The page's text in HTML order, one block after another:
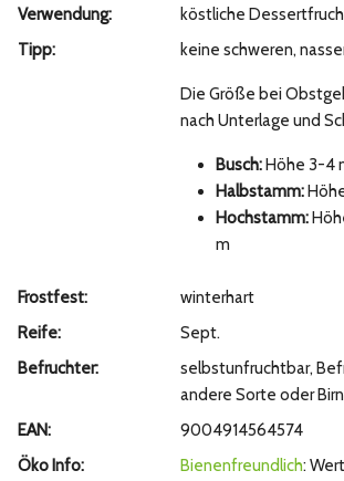
Verwendung:
köstliche
Tipp:
keine schweren,
Die Größe bei
nach Unterlage und
Busch: Höhe 3-4
Halbstamm:
Hochstamm:
m
Frostfest:
winterhart
Reife:
Sept.
Befruchter:
selbstunfruchtbar,
andere Sorte oder
EAN:
9004914564574
Öko Info:
Bienenfreundlich: